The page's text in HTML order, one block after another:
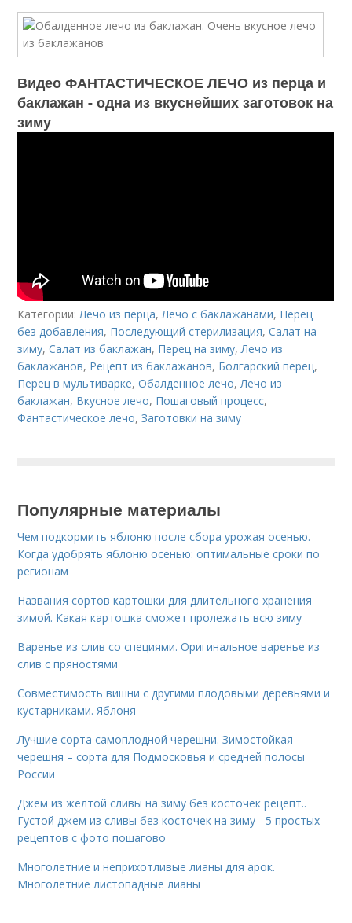
Видео ФАНТАСТИЧЕСКОЕ ЛЕЧО из перца и
баклажан - одна из вкуснейших заготовок на
зиму
Категории:Лечо из перца,Лечо с баклажанами, Перец
без добавления, Последующий стерилизация,Салат на
зиму,Салат из баклажан, Перец на зиму,Лечо из
баклажанов, Рецепт из баклажанов, Болгарский перец,
Перец в мультиварке,Обалденное лечо,Лечо из
баклажан, Вкусное лечо, Пошаговый процесс,
Фантастическое лечо,Заготовки на зиму
Популярные материалы
Чем подкормить яблоню после сбора урожая осенью.
Когда удобрять яблоню осенью: оптимальные сроки по
регионам
Названия сортов картошки для длительного хранения
зимой. Какая картошка сможет пролежать всю зиму
Варенье из слив со специями. Оригинальное варенье из
слив с пряностями
Совместимость вишни с другими плодовыми деревьями и
кустарниками. Яблоня
Лучшие сорта самоплодной черешни. Зимостойкая
черешня – сорта для Подмосковья и средней полосы
России
Джем из желтой сливы на зиму без косточек рецепт..
Густой джем из сливы без косточек на зиму - 5 простых
рецептов с фото пошагово
Многолетние и неприхотливые лианы для арок.
Многолетние листопадные лианы